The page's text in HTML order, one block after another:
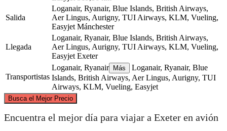
Salida
Loganair, Ryanair, Blue Islands, British Airways,
Aer Lingus, Aurigny, TUI Airways, KLM, Vueling,
Easyjet Mánchester
Llegada
Loganair, Ryanair, Blue Islands, British Airways,
Aer Lingus, Aurigny, TUI Airways, KLM, Vueling,
Easyjet Exeter
Transportistas
Loganair, Ryanair Más
Loganair, Ryanair, Blue
Islands, British Airways, Aer Lingus, Aurigny, TUI
Airways, KLM, Vueling, Easyjet
Busca el Mejor Precio
©CARTO, ©OpenStreetMap
Encuentra el mejor día para viajar a Exeter en avión